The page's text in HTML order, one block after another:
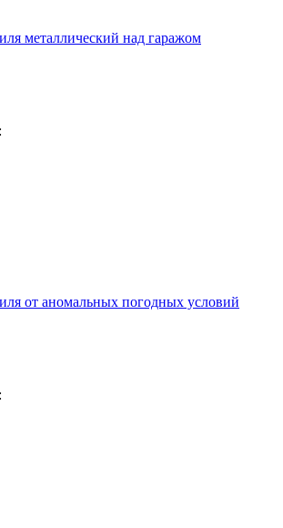
металлический над гаражом
от аномальных погодных условий